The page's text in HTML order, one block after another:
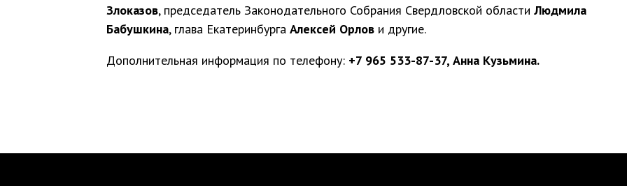
Злоказов, председатель Законодательного Собрания Свердловской области Людмила
Бабушкина, глава Екатеринбурга Алексей Орлов и другие.
Дополнительная информация по телефону: +7 965 533-87-37, Анна Кузьмина.